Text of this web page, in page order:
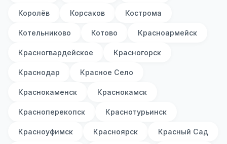
Королёв Корсаков Кострома
Котельниково Котово Красноармейск
Красногвардейское Красногорск
Краснодар Красное Село
Краснокаменск Краснокамск
Красноперекопск Краснотурьинск
Красноуфимск Красноярск Красный Сад